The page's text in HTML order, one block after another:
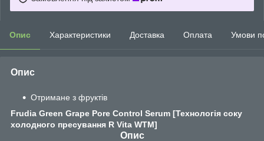
Опис Характеристики Доставка Оплата Умови
Опис
Отримане з фруктів
Frudia Green Grape Pore Control Serum [Технологія соку
холодного пресування R Vita WTM]
Опис